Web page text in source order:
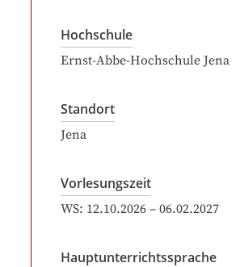
Hochschule
Ernst-Abbe-Hochschule Jena
Standort
Jena
Vorlesungszeit
WS: 12.10.2026 – 06.02.2027
Hauptunterrichtssprache